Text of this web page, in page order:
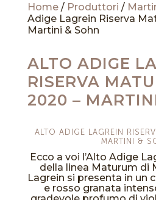
Home/ Produttori /
Adige Lagrein Riserva
Martini & Sohn
ALTO ADIGE
RISERVA
2020 –
ALTO ADIGE LAGREIN
MARTINI &
Ecco a voi l’Alto Adige
della linea Maturum di
Lagrein si presenta in un
e rosso granata